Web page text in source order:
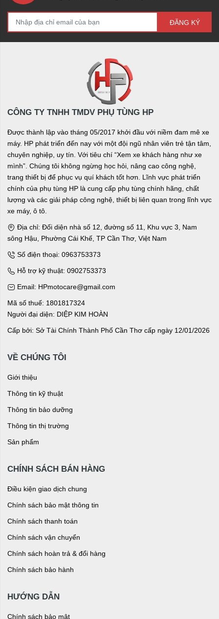
ĐĂNG KÝ
CÔNG TY TNHH TMDV PHỤ TÙNG HP
Được thành lập vào tháng 05/2017 khởi đầu với niềm đam mê xe
máy. HP phát triển đến nay với một đội ngũ nhân viên trẻ tận tâm,
chuyên nghiệp, uy tín. Với tiêu chí “Xem xe khách hàng như xe
mình”. Chúng tôi không ngừng học hỏi, nâng cao công nghệ,
trang thiết bị để phục vụ quí khách tốt hơn. Lĩnh vực phát triển
chính của phụ tùng HP là cung cấp phụ tùng chính hãng, chất
lượng và các giải pháp công nghệ, thiết bị liên quan trong lĩnh vực
xe máy, ô tô.
Địa chỉ: Đối diện nhà số 12, đường số 11, Khu vực 3, Nam
sông Hậu, Phường Cái Khế, TP Cần Thơ, Việt Nam
Số điện thoại: 0963753373
Hỗ trợ kỹ thuật: 0902753373
Email: HPmotocare@gmail.com
Mã số thuế: 1801817324
Người đại diện: DIỆP KIM HOÀN
Cấp bởi: Sở Tài Chính Thành Phố Cần Thơ cấp ngày 12/01/2026
VỀ CHÚNG TÔI
Giới thiệu
Thông tin kỹ thuật
Thông tin bảo dưỡng
Thông tin thị trường
Sản phẩm
CHÍNH SÁCH BÁN HÀNG
Điều kiện giao dịch chung
Chính sách bảo mật thông tin
Chính sách thanh toán
Chính sách vận chuyển
Chính sách hoàn trả & đổi hàng
Chính sách bảo hành
HƯỚNG DẪN
Chính sách bảo mật